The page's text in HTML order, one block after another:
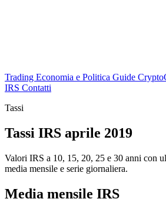
Trading Economia e Politica Guide
IRS Contatti
Tassi
Tassi IRS aprile 2019
Valori IRS a 10, 15, 20, 25 e 30 anni con
media mensile e serie giornaliera.
Media mensile IRS